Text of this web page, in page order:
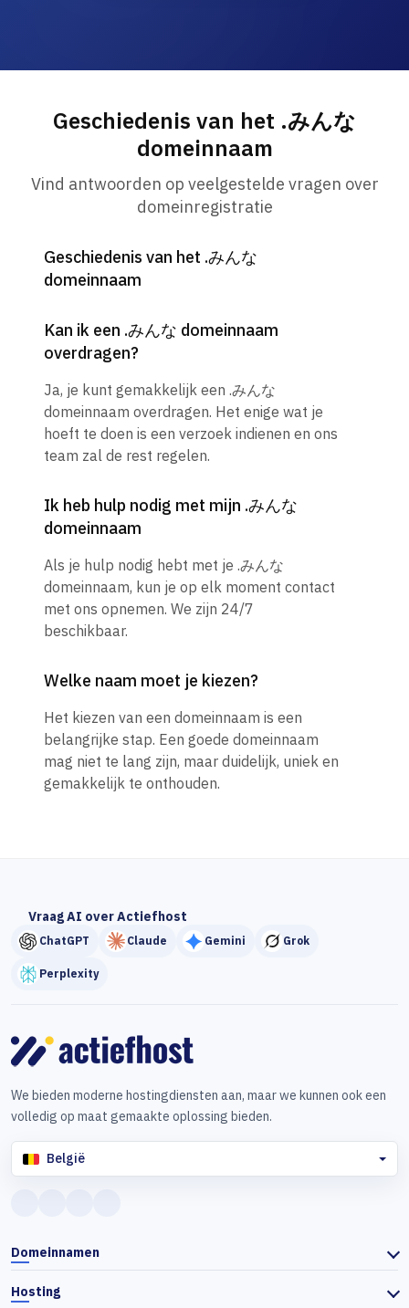
Geschiedenis van het .みんな
domeinnaam
Vind antwoorden op veelgestelde vragen over
domeinregistratie
Geschiedenis van het .みんな
domeinnaam
Kan ik een .みんな domeinnaam
overdragen?
Ja, je kunt gemakkelijk een .みんな
domeinnaam overdragen. Het enige wat je
hoeft te doen is een verzoek indienen en ons
team zal de rest regelen.
Ik heb hulp nodig met mijn .みんな
domeinnaam
Als je hulp nodig hebt met je .みんな
domeinnaam, kun je op elk moment contact
met ons opnemen. We zijn 24/7
beschikbaar.
Welke naam moet je kiezen?
Het kiezen van een domeinnaam is een
belangrijke stap. Een goede domeinnaam
mag niet te lang zijn, maar duidelijk, uniek en
gemakkelijk te onthouden.
Vraag AI over Actiefhost
ChatGPT Claude Gemini Grok
Perplexity
We bieden moderne hostingdiensten aan, maar we kunnen ook een
volledig op maat gemaakte oplossing bieden.
België
Domeinnamen
Hosting